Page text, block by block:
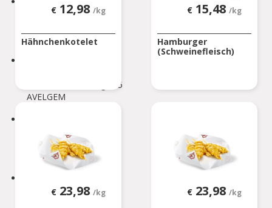
AUVELAIS
Doorniksesteenweg 165
AVELGEM
Rue de Bruxelles 86
Awans
€ 12,98 /kg
Hähnchenkotelet
€ 15,48 /kg
Hamburger
(Schweinefleisch)
€ 23,98 /kg € 23,98 /kg